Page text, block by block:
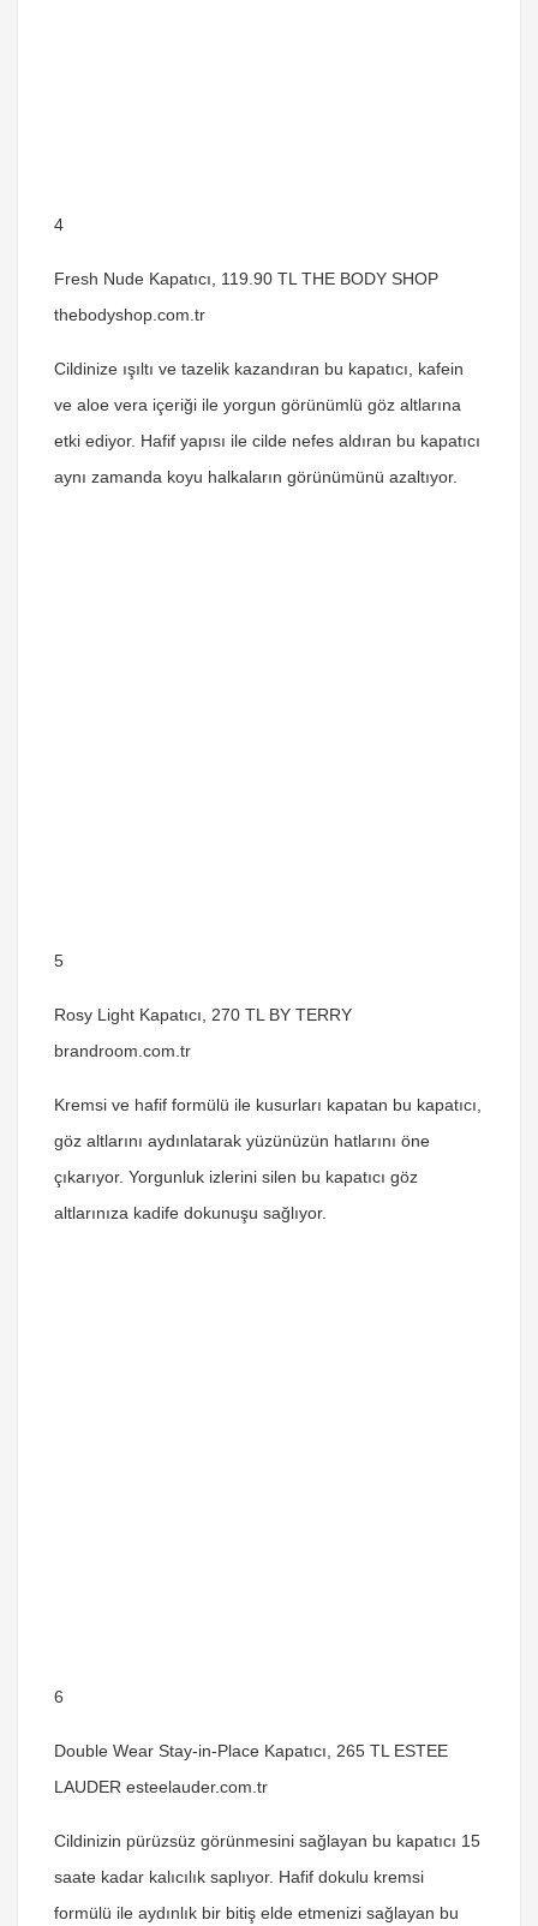
4
Fresh Nude Kapatıcı, 119.90 TL THE BODY SHOP
thebodyshop.com.tr
Cildinize ışıltı ve tazelik kazandıran bu kapatıcı, kafein
ve aloe vera içeriği ile yorgun görünümlü göz altlarına
etki ediyor. Hafif yapısı ile cilde nefes aldıran bu kapatıcı
aynı zamanda koyu halkaların görünümünü azaltıyor.
5
Rosy Light Kapatıcı, 270 TL BY TERRY
brandroom.com.tr
Kremsi ve hafif formülü ile kusurları kapatan bu kapatıcı,
göz altlarını aydınlatarak yüzünüzün hatlarını öne
çıkarıyor. Yorgunluk izlerini silen bu kapatıcı göz
altlarınıza kadife dokunuşu sağlıyor.
6
Double Wear Stay-in-Place Kapatıcı, 265 TL ESTEE
LAUDER esteelauder.com.tr
Cildinizin pürüzsüz görünmesini sağlayan bu kapatıcı 15
saate kadar kalıcılık saplıyor. Hafif dokulu kremsi
formülü ile aydınlık bir bitiş elde etmenizi sağlayan bu